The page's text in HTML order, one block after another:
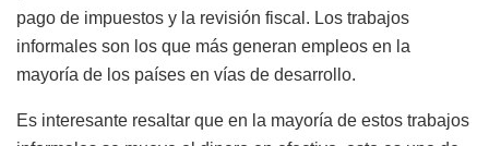
pago de impuestos y la revisión fiscal. Los trabajos
informales son los que más generan empleos en la
mayoría de los países en vías de desarrollo.
Es interesante resaltar que en la mayoría de estos trabajos